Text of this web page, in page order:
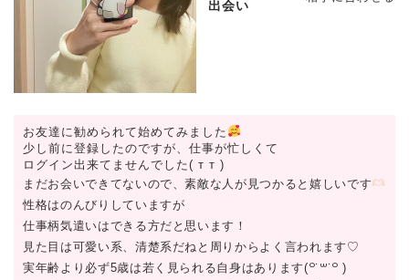
出会い
お友達に勧められて始めてみました
少し前に登録したのですが、仕事が忙しくて
ログイン出来てませんでした( т т )
まだお会いできてないので、素敵な人が見つかると嬉しいです
性格はのんびりしていますが
仕事柄気遣いはできる方だと思います！
見た目は可愛い系、清楚系だねと周りからよく言われます♡
実年齢より必ず5歳は若く見られる自身はあります(꒪˙꒳˙꒪ )